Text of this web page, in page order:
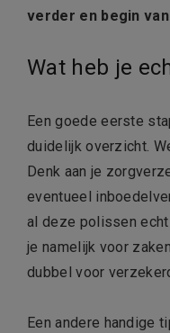
verder en begin
Wat heb je
Een goede eerste
duidelijk overzicht.
Denk aan je
eventueel
al deze polissen
je namelijk voor
dubbel voor
Een andere handige